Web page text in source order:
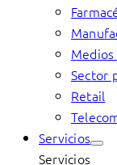
Sector
Retail
Servicios
Servicios